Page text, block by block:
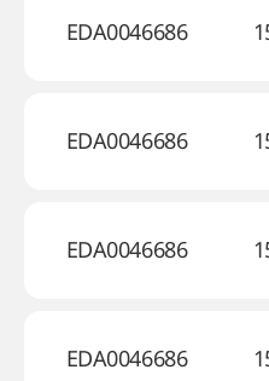
EDA0046686
EDA0046686
EDA0046686
EDA0046686